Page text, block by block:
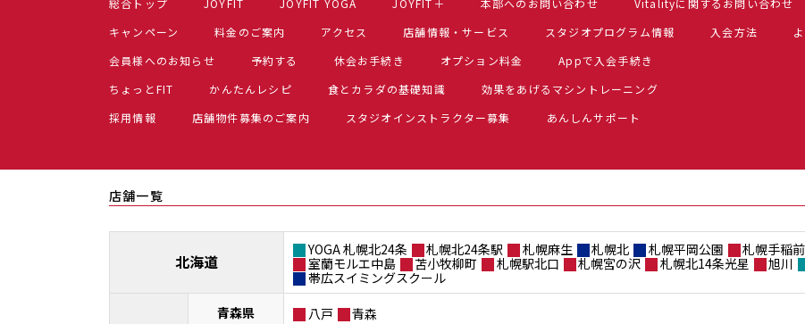
総合トップ JOYFIT JOYFIT YOGA JOYFIT＋ 本部へのお問い合わせ
Vitalityに関するお問い合わせ
キャンペーン
料金のご案内 アクセス 店舗情報・サービス スタジオプログラム情報 入会方法
会員様へのお知らせ
予約する 休会お手続き オプション料金
Appで入会手続き
ちょっとFIT
かんたんレシピ 食とカラダの基礎知識
効果をあげるマシントレーニング
採用情報
店舗物件募集のご案内 スタジオインストラクター募集 あんしんサポート
店舗一覧
北海道
YOGA 札幌北24条 札幌北24条駅 札幌麻生 札幌北 札幌平岡公園 札幌手稲
室蘭モルエ中島
苫小牧柳町 札幌駅北口 札幌宮の沢 札幌北14条光星 旭川
帯広スイミングスクール
青森県 八戸 青森